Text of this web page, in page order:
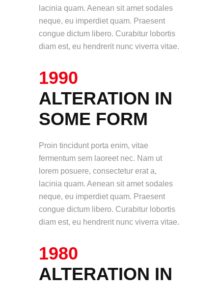
lacinia quam. Aenean sit amet sodales
neque, eu imperdiet quam. Praesent
congue dictum libero. Curabitur lobortis
diam est, eu hendrerit nunc viverra vitae.
1990
ALTERATION IN
SOME FORM
Proin tincidunt porta enim, vitae
fermentum sem laoreet nec. Nam ut
lorem posuere, consectetur erat a,
lacinia quam. Aenean sit amet sodales
neque, eu imperdiet quam. Praesent
congue dictum libero. Curabitur lobortis
diam est, eu hendrerit nunc viverra vitae.
1980
ALTERATION IN